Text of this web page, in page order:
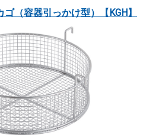
ゴ（容器引っかけ型）【KGH】